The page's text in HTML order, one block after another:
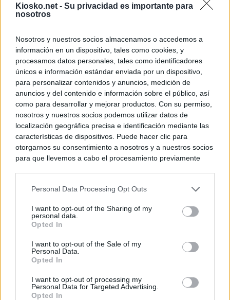
Kiosko.net - Su privacidad es importante para
nosotros
Nosotros y nuestros socios almacenamos o accedemos a
información en un dispositivo, tales como cookies, y
procesamos datos personales, tales como identificadores
únicos e información estándar enviada por un dispositivo,
para personalizar contenidos y anuncios, medición de
anuncios y del contenido e información sobre el público, así
como para desarrollar y mejorar productos. Con su permiso,
nosotros y nuestros socios podemos utilizar datos de
localización geográfica precisa e identificación mediante las
características de dispositivos. Puede hacer clic para
otorgarnos su consentimiento a nosotros y a nuestros socios
para que llevemos a cabo el procesamiento previamente
negar su consentimiento. Tenga en cuenta que algún
de su consentimiento, pero usted tiene el derecho de
rechazar tal procesamiento. Sus preferencias se aplicarán
cualquier momento entrando de nuevo en este sitio web o
visitando nuestra política de privacidad.
Personal Data Processing Opt Outs
I want to opt-out of the Sharing of my
personal data.
Opted In
I want to opt-out of the Sale of my
Personal Data.
Opted In
I want to opt-out of processing my
Personal Data for Targeted Advertising.
Opted In